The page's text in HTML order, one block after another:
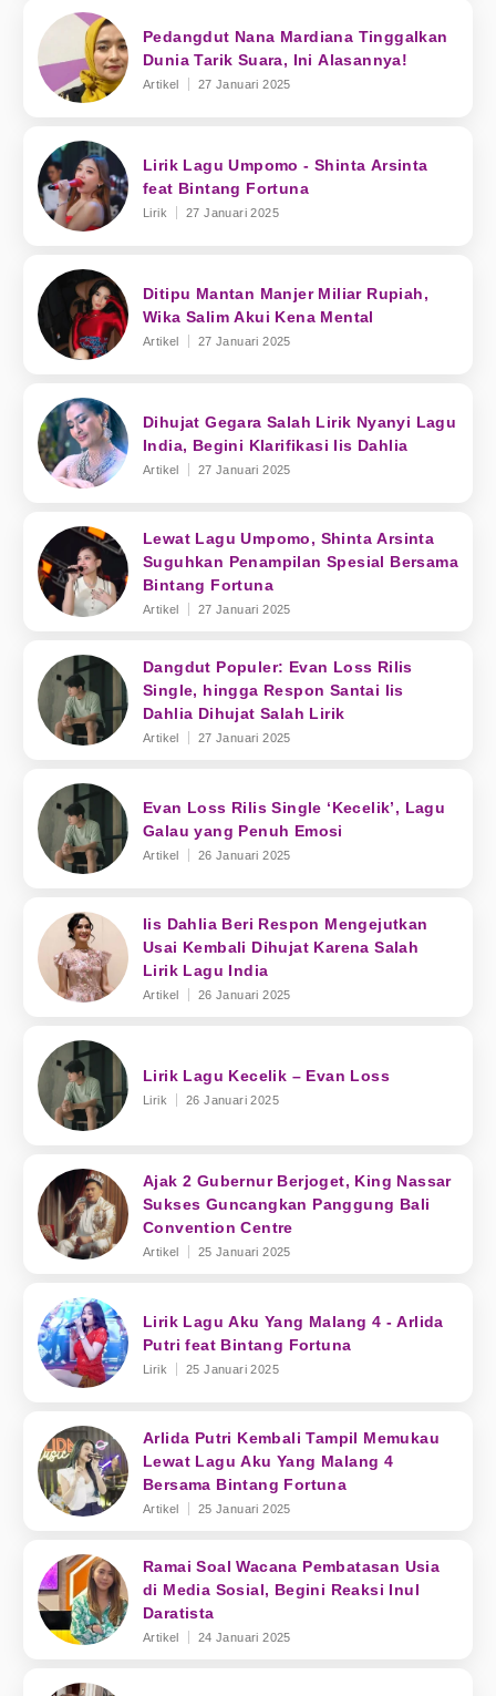
Pedangdut Nana Mardiana Tinggalkan
Dunia Tarik Suara, Ini Alasannya!
Artikel 27 Januari 2025
Lirik Lagu Umpomo - Shinta Arsinta
feat Bintang Fortuna
Lirik 27 Januari 2025
Ditipu Mantan Manjer Miliar Rupiah,
Wika Salim Akui Kena Mental
Artikel 27 Januari 2025
Dihujat Gegara Salah Lirik Nyanyi Lagu
India, Begini Klarifikasi Iis Dahlia
Artikel 27 Januari 2025
Lewat Lagu Umpomo, Shinta Arsinta
Suguhkan Penampilan Spesial Bersama
Bintang Fortuna
Artikel 27 Januari 2025
Dangdut Populer: Evan Loss Rilis
Single, hingga Respon Santai Iis
Dahlia Dihujat Salah Lirik
Artikel 27 Januari 2025
Evan Loss Rilis Single ‘Kecelik’, Lagu
Galau yang Penuh Emosi
Artikel 26 Januari 2025
Iis Dahlia Beri Respon Mengejutkan
Usai Kembali Dihujat Karena Salah
Lirik Lagu India
Artikel 26 Januari 2025
Lirik Lagu Kecelik – Evan Loss
Lirik 26 Januari 2025
Ajak 2 Gubernur Berjoget, King Nassar
Sukses Guncangkan Panggung Bali
Convention Centre
Artikel 25 Januari 2025
Lirik Lagu Aku Yang Malang 4 - Arlida
Putri feat Bintang Fortuna
Lirik 25 Januari 2025
Arlida Putri Kembali Tampil Memukau
Lewat Lagu Aku Yang Malang 4
Bersama Bintang Fortuna
Artikel 25 Januari 2025
Ramai Soal Wacana Pembatasan Usia
di Media Sosial, Begini Reaksi Inul
Daratista
Artikel 24 Januari 2025